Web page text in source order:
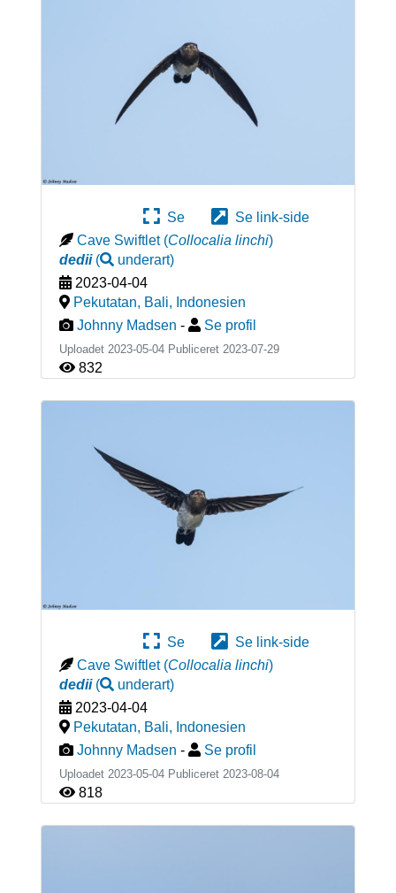
Se
Se link-side
Cave Swiftlet (Collocalia linchi)
dedii( underart)
2023-04-04
Pekutatan, Bali, Indonesien
Johnny Madsen - Se profil
Uploadet 2023-05-04 Publiceret 2023-07-29
832
Se
Se link-side
Cave Swiftlet (Collocalia linchi)
dedii( underart)
2023-04-04
Pekutatan, Bali, Indonesien
Johnny Madsen - Se profil
Uploadet 2023-05-04 Publiceret 2023-08-04
818